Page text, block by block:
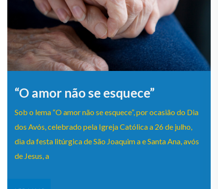
“O amor não se esquece”
Sob o lema “O amor não se esquece”, por ocasião do Dia
dos Avós, celebrado pela Igreja Católica a 26 de julho,
dia da festa litúrgica de São Joaquim a e Santa Ana, avós
de Jesus, a